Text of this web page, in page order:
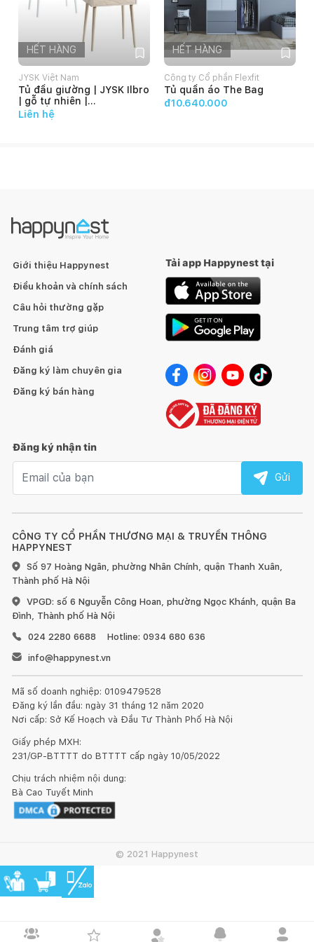
HẾT HÀNG
JYSK Việt Nam
Tủ đầu giường | JYSK Ilbro
| gỗ tự nhiên |
45x54x32cm
Liên hệ
HẾT HÀNG
Công ty Cổ phần Flexfit
Tủ quần áo The Bag
đ10.640.000
CÔNG TY CỔ PHẦN THƯƠNG MẠI & TRUYỀN THÔNG
HAPPYNEST
Số 97 Hoàng Ngân, phường Nhân Chính, quận Thanh Xuân,
Thành phố Hà Nội
VPGD: số 6 Nguyễn Công Hoan, phường Ngọc Khánh, quận Ba
Đình, Thành phố Hà Nội
024 2280 6688
Hotline: 0934 680 636
info@happynest.vn
Mã số doanh nghiệp: 0109479528
Đăng ký lần đầu: ngày 31 tháng 12 năm 2020
Nơi cấp: Sở Kế Hoạch và Đầu Tư Thành Phố Hà Nội
Giấy phép MXH:
231/GP-BTTTT do BTTTT cấp ngày 10/05/2022
Chịu trách nhiệm nội dung:
Bà Cao Tuyết Minh
Giới thiệu Happynest
Điều khoản và chính sách
Câu hỏi thường gặp
Trung tâm trợ giúp
Đánh giá
Đăng ký làm chuyên gia
Đăng ký bán hàng
Tải app Happynest tại
Đăng ký nhận tin
Gửi
© 2021 Happynest